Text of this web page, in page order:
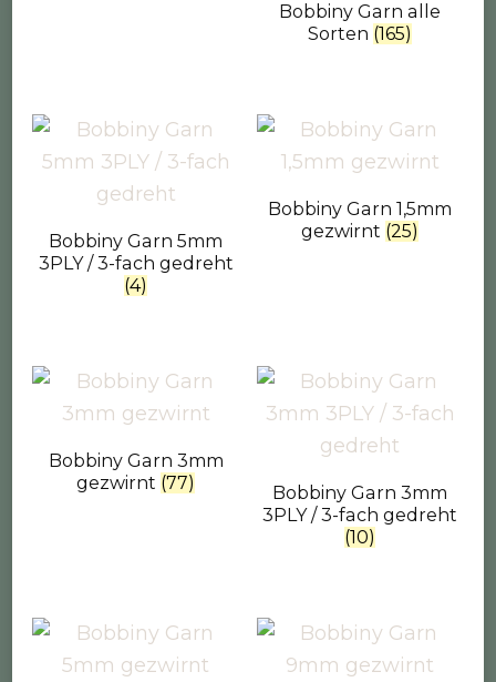
Bobbiny Garn alle
Sorten (165)
Bobbiny Garn 5mm
3PLY / 3-fach gedreht
(4)
Bobbiny Garn 1,5mm
gezwirnt (25)
Bobbiny Garn 3mm
gezwirnt (77)
Bobbiny Garn 3mm
3PLY / 3-fach gedreht
(10)